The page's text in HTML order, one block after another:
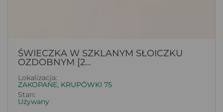
ŚWIECZKA W SZKLANYM SŁOICZKU
OZDOBNYM [2...
Lokalizacja:
ZAKOPANE, KRUPÓWKI 75
Stan:
Używany